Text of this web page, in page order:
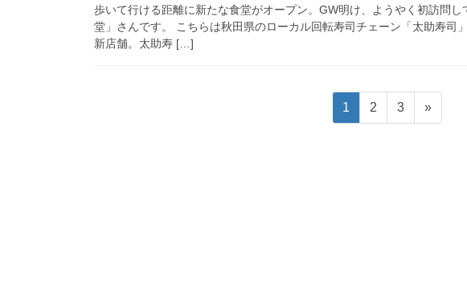
歩いて行ける距離に新たな食堂がオープン。GW明け、ようやく初訪問
堂」さんです。 こちらは秋田県のローカル回転寿司チェーン「太助寿司
新店舗。太助寿 […]
固
定
1
固
定
2
固
定
3 »